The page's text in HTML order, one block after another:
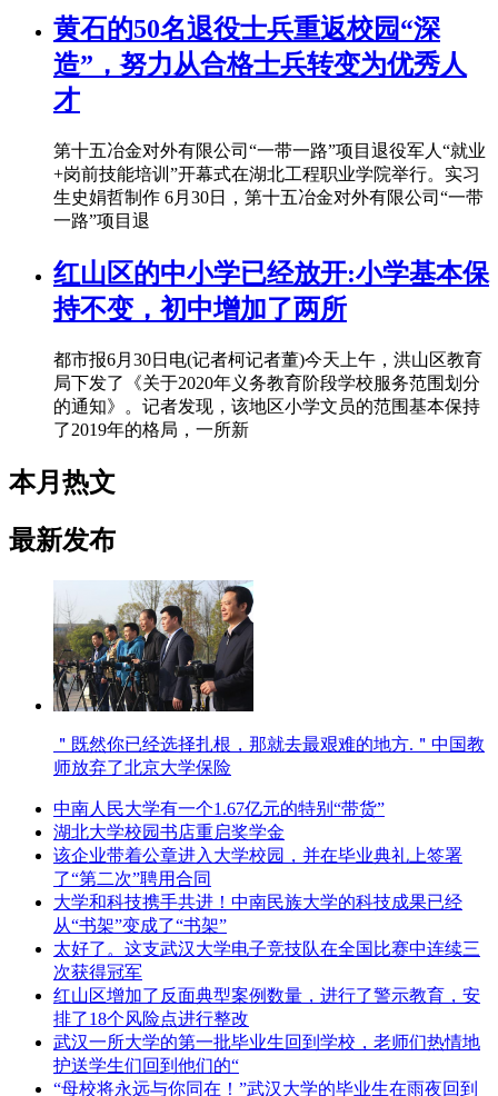
黄石的50名退役士兵重返校园“深
造”，努力从合格士兵转变为优秀人
才
第十五冶金对外有限公司“一带一路”项目退役军人“就业
+岗前技能培训”开幕式在湖北工程职业学院举行。实习
生史娟哲制作 6月30日，第十五冶金对外有限公司“一带
一路”项目退
红山区的中小学已经放开:小学基本保
持不变，初中增加了两所
都市报6月30日电(记者柯记者董)今天上午，洪山区教育
局下发了《关于2020年义务教育阶段学校服务范围划分
的通知》。记者发现，该地区小学文员的范围基本保持
了2019年的格局，一所新
本月热文
最新发布
＂既然你已经选择扎根，那就去最艰难的地方.＂中国教
师放弃了北京大学保险
中南人民大学有一个1.67亿元的特别“带货”
湖北大学校园书店重启奖学金
该企业带着公章进入大学校园，并在毕业典礼上签署
了“第二次”聘用合同
大学和科技携手共进！中南民族大学的科技成果已经
从“书架”变成了“书架”
太好了。这支武汉大学电子竞技队在全国比赛中连续三
次获得冠军
红山区增加了反面典型案例数量，进行了警示教育，安
排了18个风险点进行整改
武汉一所大学的第一批毕业生回到学校，老师们热情地
护送学生们回到他们的“
“母校将永远与你同在！”武汉大学的毕业生在雨夜回到